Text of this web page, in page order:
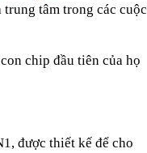
tâm trong các cuộc
chip đầu tiên của họ
được thiết kế để cho